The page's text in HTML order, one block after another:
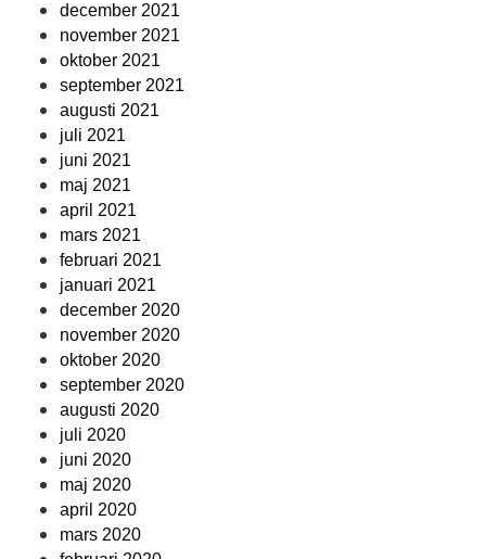
december 2021
november 2021
oktober 2021
september 2021
augusti 2021
juli 2021
juni 2021
maj 2021
april 2021
mars 2021
februari 2021
januari 2021
december 2020
november 2020
oktober 2020
september 2020
augusti 2020
juli 2020
juni 2020
maj 2020
april 2020
mars 2020